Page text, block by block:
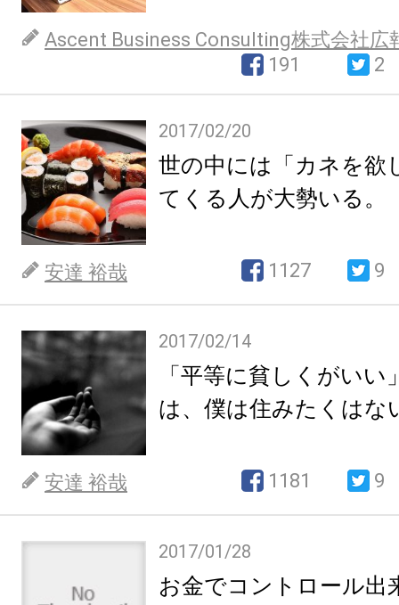
Ascent Business Consulting株式会社広
191
2
2017/02/20
世の中には「カネを欲
てくる人が大勢いる。
安達 裕哉 1127 9
2017/02/14
「平等に貧しくがい
は、僕は住みたくはな
安達 裕哉 1181 9
2017/01/28
お金でコントロール出